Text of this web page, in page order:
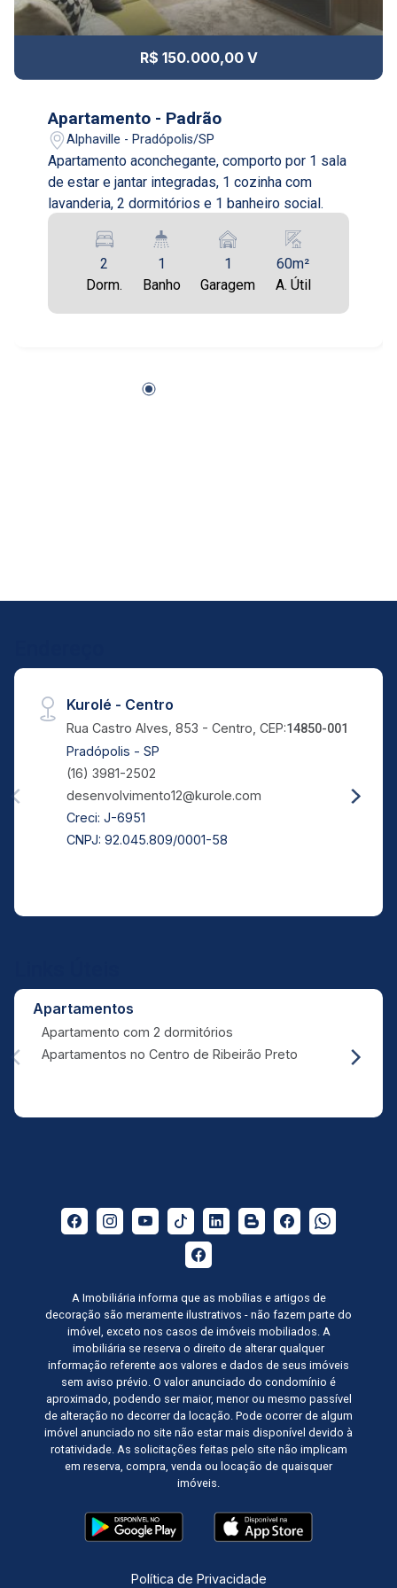
12
Aug/Wed
Aug/Thu
14
Aug/Fri
17
Aug/Fri
12:00
13:00
14:00
15:00
16:00
R$ 150.000,00 V
Apartamento - Padrão
Alphaville - Pradópolis/SP
Apartamento aconchegante, comporto por 1 sala
de estar e jantar integradas, 1 cozinha com
lavanderia, 2 dormitórios e 1 banheiro social.
2
Dorm.
1
Banho
1
Garagem
60m²
A. Útil
Kurolé - Centro
Rua Castro Alves, 853 - Centro, CEP:14850-001
Pradópolis - SP
(16) 3981-2502
desenvolvimento12@kurole.com
Creci: J-6951
CNPJ: 92.045.809/0001-58
Apartamentos
Apartamento com 2 dormitórios
Apartamentos no Centro de Ribeirão Preto
A Imobiliária informa que as mobílias e artigos de
decoração são meramente ilustrativos - não fazem parte do
imóvel, exceto nos casos de imóveis mobiliados. A
imobiliária se reserva o direito de alterar qualquer
informação referente aos valores e dados de seus imóveis
sem aviso prévio. O valor anunciado do condomínio é
aproximado, podendo ser maior, menor ou mesmo passível
de alteração no decorrer da locação. Pode ocorrer de algum
imóvel anunciado no site não estar mais disponível devido à
rotatividade. As solicitações feitas pelo site não implicam
em reserva, compra, venda ou locação de quaisquer
imóveis.
Política de Privacidade